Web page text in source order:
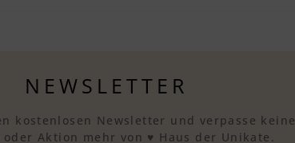
NEWSLETTER
kostenlosen Newsletter und verpasse keine
Aktion mehr von ♥ Haus der Unikate.